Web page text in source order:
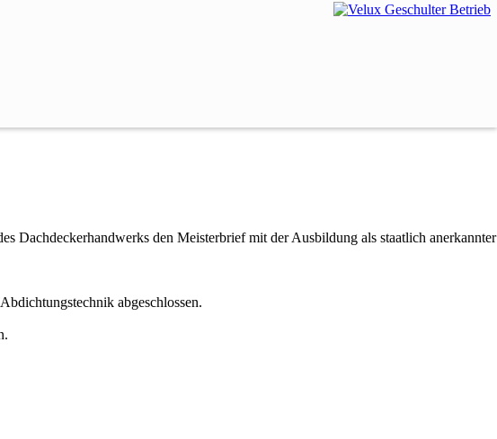
Dachdeckerhandwerks den Meisterbrief mit der Ausbildung als staatlich anerkannter
abgeschlossen.